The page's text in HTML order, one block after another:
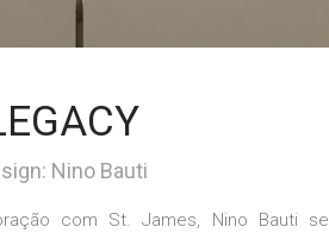
Nino Bauti
com St. James, Nino Bauti se